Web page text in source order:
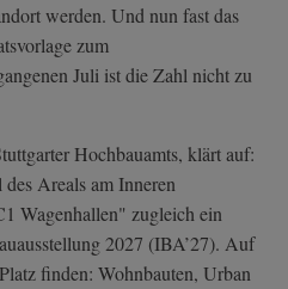
werden. Und nun fast das
zum
Juli ist die Zahl nicht zu
Hochbauamts, klärt auf:
Areals am Inneren
Wagenhallen" zugleich ein
2027 (IBA’27). Auf
finden: Wohnbauten, Urban